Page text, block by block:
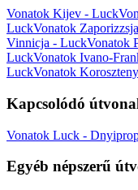
Vonatok Kijev - Luck
LuckVonatok
Vinnicja - LuckVonatok
LuckVonatok Ivano-
LuckVonatok
Kapcsolódó
Vonatok Luck -
Egyéb népszerű